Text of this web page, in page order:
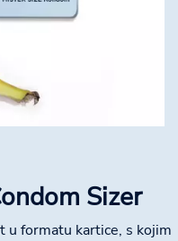
Sizer
u formatu kartice, s kojim